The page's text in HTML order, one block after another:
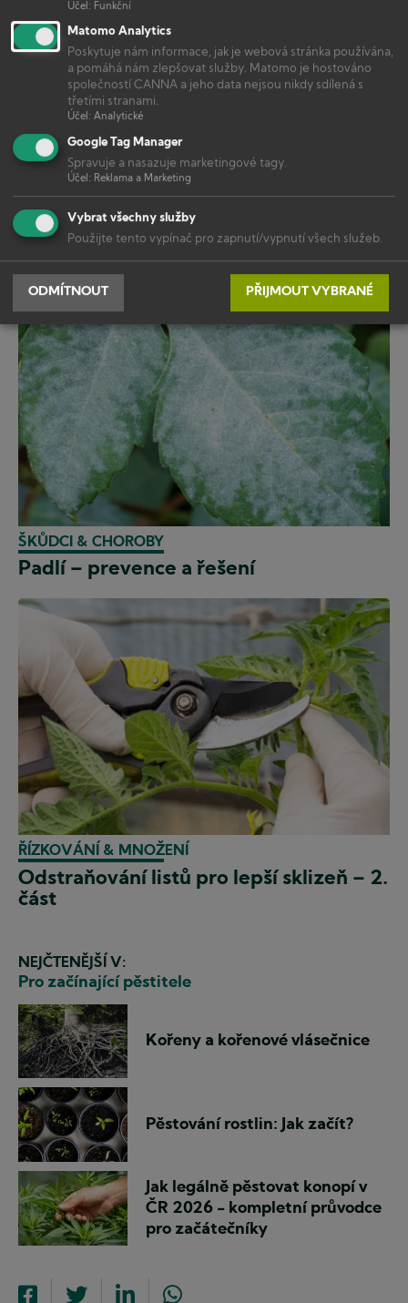
ŠKŮDCI & CHOROBY
Třásněnky – nenápadný zabiják úrody
ŠKŮDCI & CHOROBY
Padlí – prevence a řešení
ŘÍZKOVÁNÍ & MNOŽENÍ
Odstraňování listů pro lepší sklizeň – 2.
část
NEJČTENĚJŠÍ V:
Pro začínající pěstitele
Kořeny a kořenové vlásečnice
Pěstování rostlin: Jak začít?
Jak legálně pěstovat konopí v
ČR 2026 - kompletní průvodce
pro začátečníky
Účel : Funkční
Matomo Analytics
Poskytuje nám informace, jak je webová stránka používána,
a pomáhá nám zlepšovat služby. Matomo je hostováno
společností CANNA a jeho data nejsou nikdy sdílená s
třetími stranami.
Účel: Analytické
Google Tag Manager
Spravuje a nasazuje marketingové tagy.
Účel: Reklama a Marketing
Vybrat všechny služby
Použijte tento vypínač pro zapnutí/vypnutí všech služeb.
ODMÍTNOUT PŘIJMOUT VYBRANÉ